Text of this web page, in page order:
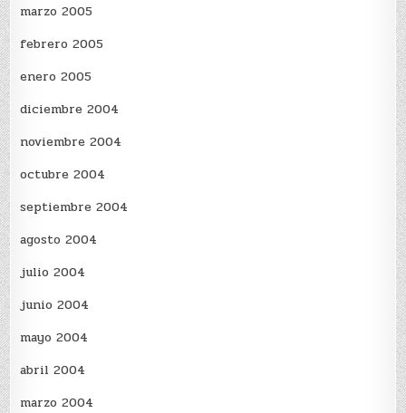
marzo 2005
febrero 2005
enero 2005
diciembre 2004
noviembre 2004
octubre 2004
septiembre 2004
agosto 2004
julio 2004
junio 2004
mayo 2004
abril 2004
marzo 2004